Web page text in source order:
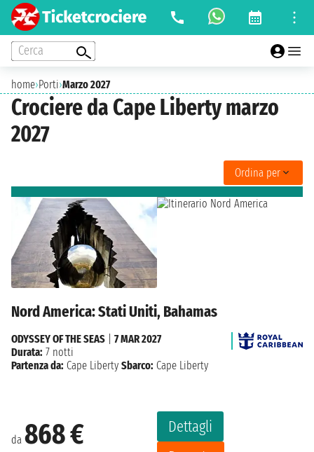
Cerca
home›Porti›Marzo 2027
Crociere da Cape Liberty marzo
2027
Ordina per
Nord America: Stati Uniti, Bahamas
da 868 €
Dettagli
ODYSSEY OF THE SEAS
7 MAR 2027
Durata: 7 notti
Partenza da: Cape Liberty Sbarco: Cape Liberty